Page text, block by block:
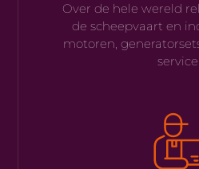
Over de hele wereld
de scheepvaart en
motoren,
service.